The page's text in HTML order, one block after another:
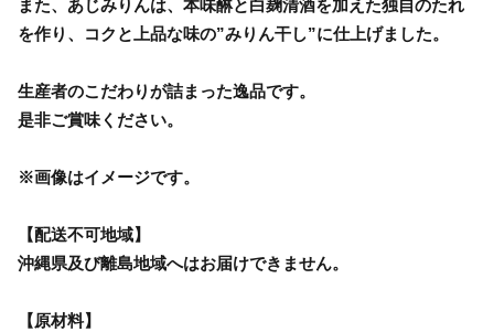
また、あじみりんは、本味醂と白麹清酒を加えた独自のたれ
を作り、コクと上品な味の”みりん干し”に仕上げました。
生産者のこだわりが詰まった逸品です。
是非ご賞味ください。
※画像はイメージです。
【配送不可地域】
沖縄県及び離島地域へはお届けできません。
【原材料】